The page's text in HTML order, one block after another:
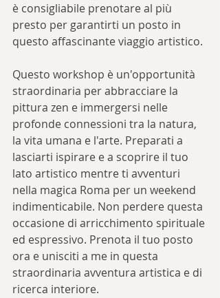
è consigliabile prenotare al più
presto per garantirti un posto in
questo affascinante viaggio artistico.
Questo workshop è un'opportunità
straordinaria per abbracciare la
pittura zen e immergersi nelle
profonde connessioni tra la natura,
la vita umana e l'arte. Preparati a
lasciarti ispirare e a scoprire il tuo
lato artistico mentre ti avventuri
nella magica Roma per un weekend
indimenticabile. Non perdere questa
occasione di arricchimento spirituale
ed espressivo. Prenota il tuo posto
ora e unisciti a me in questa
straordinaria avventura artistica e di
ricerca interiore.